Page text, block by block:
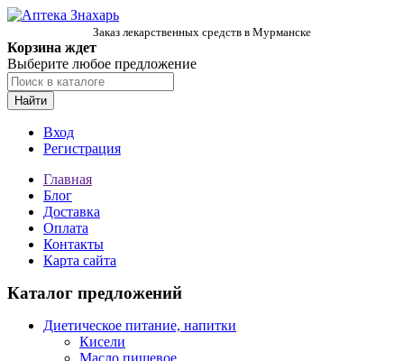
Заказ лекарственных средств в Мурманске
Корзина ждет
Выберите любое предложение
Найти
Вход
Регистрация
Главная
Блог
Доставка
Оплата
Контакты
Карта сайта
Каталог предложений
Диетическое питание, напитки
Кисели
Масло пищевое